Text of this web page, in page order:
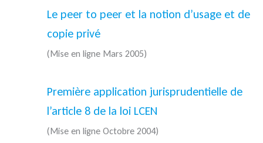
Le peer to peer et la notion d’usage et de
copie privé
(Mise en ligne Mars 2005)
Première application jurisprudentielle de
l’article 8 de la loi LCEN
(Mise en ligne Octobre 2004)